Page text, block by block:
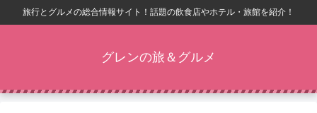
旅行とグルメの総合情報サイト！話題の飲食店やホテル・旅館を紹介！
グレンの旅＆グルメ